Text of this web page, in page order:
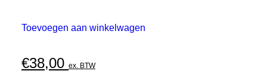
Toevoegen aan winkelwagen
€38,00 ex. BTW